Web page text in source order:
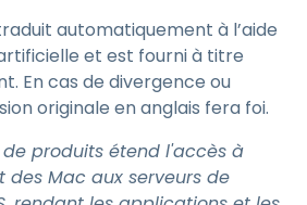
automatiquement à l’aide
et est fourni à titre
En cas de divergence ou
originale en anglais fera foi.
de produits étend l'accès à
des Mac aux serveurs de